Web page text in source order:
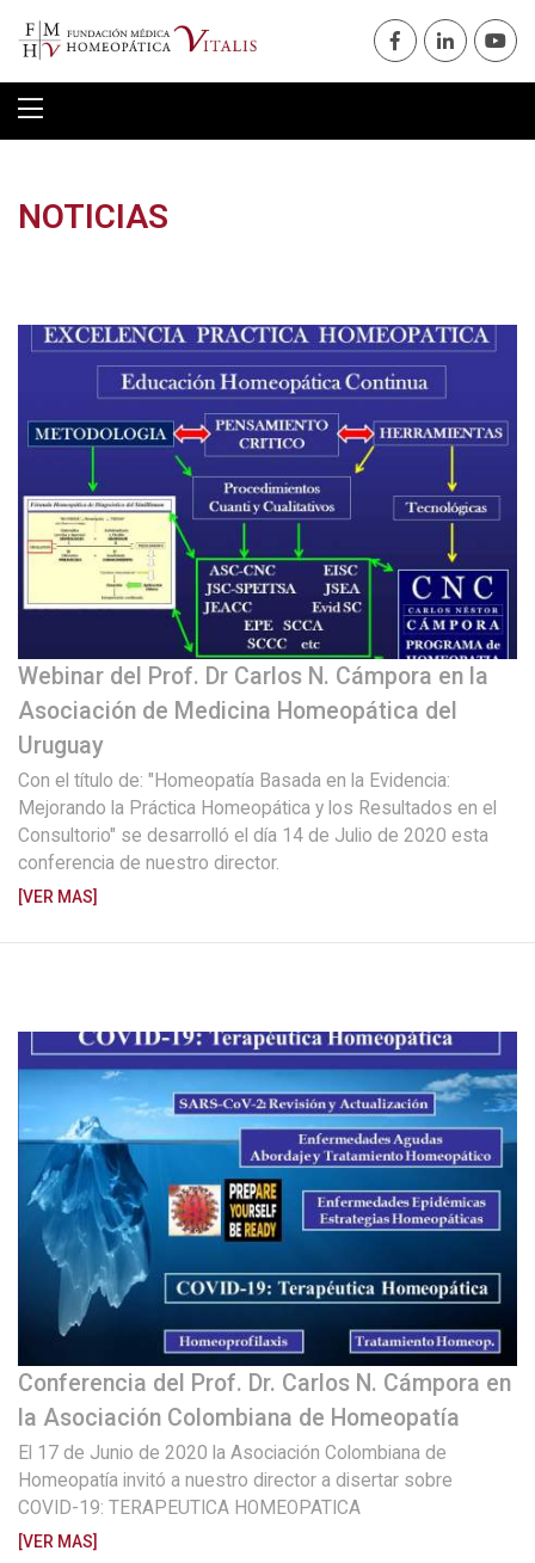
NOTICIAS
Webinar del Prof. Dr Carlos N. Cámpora en la
Asociación de Medicina Homeopática del
Uruguay
Con el título de: "Homeopatía Basada en la Evidencia:
Mejorando la Práctica Homeopática y los Resultados en el
Consultorio" se desarrolló el día 14 de Julio de 2020 esta
conferencia de nuestro director.
[VER MAS]
Conferencia del Prof. Dr. Carlos N. Cámpora en
la Asociación Colombiana de Homeopatía
El 17 de Junio de 2020 la Asociación Colombiana de
Homeopatía invitó a nuestro director a disertar sobre
COVID-19: TERAPEUTICA HOMEOPATICA
[VER MAS]